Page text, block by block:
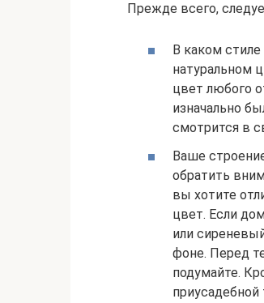
Прежде всего,
В каком
натуральном
цвет любого
изначально
смотрится в
Ваше
обратить
вы хотите
цвет. Если
или
фоне. Перед
подумайте.